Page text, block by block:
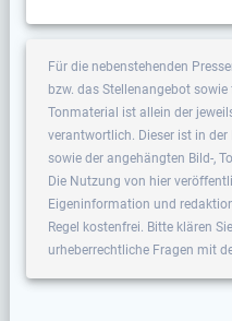
Für die nebenstehenden
bzw. das Stellenangebot
Tonmaterial ist allein der
verantwortlich. Dieser ist in der
sowie der angehängten Bild-,
Die Nutzung von hier
Eigeninformation und
Regel kostenfrei. Bitte klären
urheberrechtliche Fragen mit